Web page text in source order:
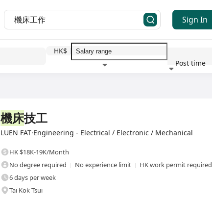
Sign In
HK$
Post time
機床技工
LUEN FAT·Engineering - Electrical / Electronic / Mechanical
HK $18K-19K/Month
No degree required
No experience limit
HK work permit required
6 days per week
Tai Kok Tsui